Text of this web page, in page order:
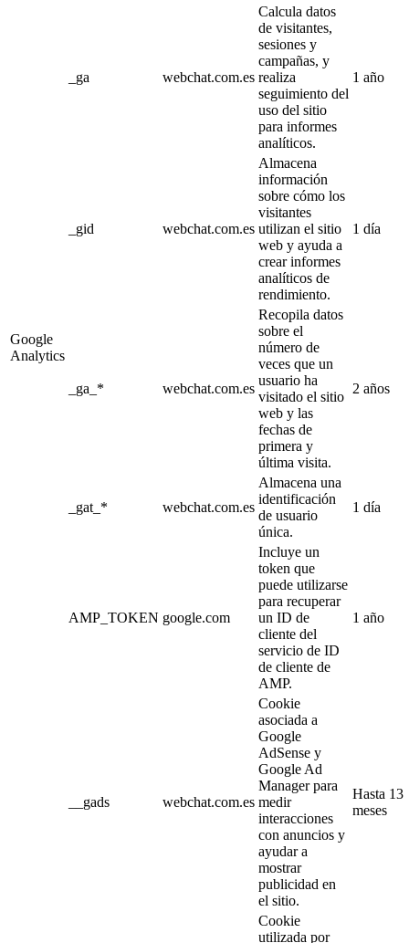
Google
Analytics
_ga webchat.com.es
Calcula datos
de visitantes,
sesiones y
campañas, y
realiza
seguimiento del
uso del sitio
para informes
analíticos.
1 año
_gid webchat.com.es
Almacena
información
sobre cómo los
visitantes
utilizan el sitio
web y ayuda a
crear informes
analíticos de
rendimiento.
1 día
_ga_* webchat.com.es
Recopila datos
sobre el
número de
veces que un
usuario ha
visitado el sitio
web y las
fechas de
primera y
última visita.
2 años
_gat_* webchat.com.es
Almacena una
identificación
de usuario
única.
1 día
AMP_TOKEN google.com
Incluye un
token que
puede utilizarse
para recuperar
un ID de
cliente del
servicio de ID
de cliente de
AMP.
1 año
__gads webchat.com.es
Cookie
asociada a
Google
AdSense y
Google Ad
Manager para
medir
interacciones
con anuncios y
ayudar a
mostrar
publicidad en
el sitio.
Hasta 13
meses
Cookie
utilizada por